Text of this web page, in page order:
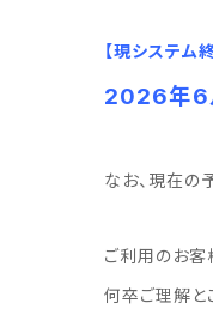
【現システム
2026年6
なお、現在の
ご利用のお客
何卒ご理解と